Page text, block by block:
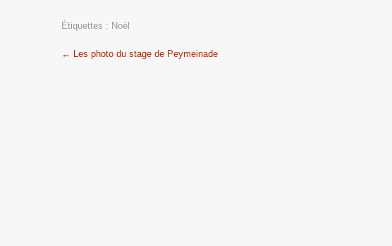
Étiquettes : Noël
Post
← Les photo du stage de Peymeinade